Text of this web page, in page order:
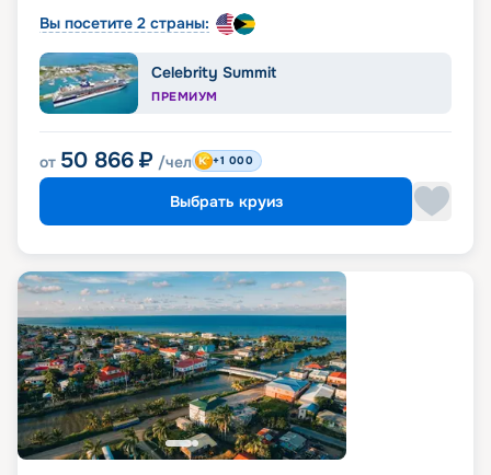
Вы посетите 2 страны:
Celebrity Summit
ПРЕМИУМ
от 50 866 ₽ /чел +1 000
Выбрать круиз